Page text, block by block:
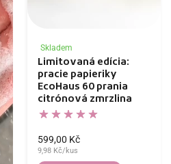
Skladem
Limitovaná edícia:
pracie papieriky
EcoHaus 60 prania
citrónová zmrzlina
599,00 Kč
9,98 Kč/kus